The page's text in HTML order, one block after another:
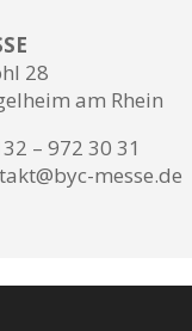
28
am Rhein
– 972 30 31
messe.de